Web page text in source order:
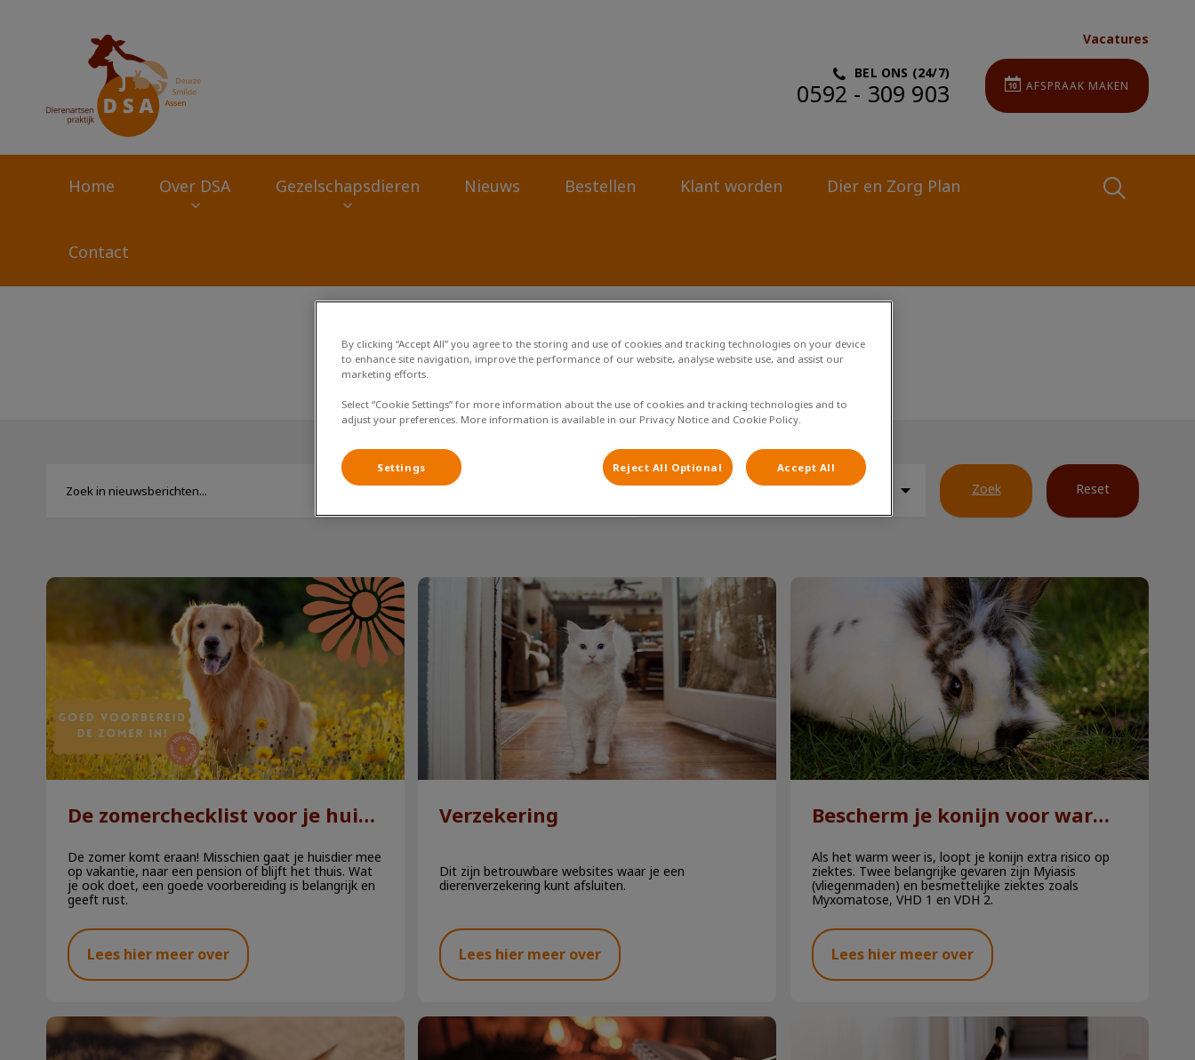
Vacatures
BEL ONS (24/7)
0592 - 309 903 AFSPRAAK MAKEN
Home Over DSA Gezelschapsdieren Nieuws Bestellen Klant worden Dier en Zorg Plan
Contact
Filteren met Zoek Reset
De zomerchecklist voor je huisdier
De zomerchecklist voor je huisdier
De zomer komt eraan! Misschien gaat je huisdier mee
op vakantie, naar een pension of blijft het thuis. Wat
je ook doet, een goede voorbereiding is belangrijk en
geeft rust.
Lees hier meer over
Verzekering
Verzekering
Dit zijn betrouwbare websites waar je een
dierenverzekering kunt afsluiten.
Lees hier meer over
Bescherm je konijn voor warmere dagen
Bescherm je konijn voor warmere dagen
Als het warm weer is, loopt je konijn extra risico op
ziektes. Twee belangrijke gevaren zijn Myiasis
(vliegenmaden) en besmettelijke ziektes zoals
Myxomatose, VHD 1 en VDH 2.
Lees hier meer over
Last minute vuurwerktips Vuurwerkangst bij hond of kat
By clicking “Accept All” you agree to the storing and use of cookies and tracking technologies on your device
to enhance site navigation, improve the performance of our website, analyse website use, and assist our
marketing efforts.
Select “Cookie Settings” for more information about the use of cookies and tracking technologies and to
adjust your preferences. More information is available in our Privacy Notice and Cookie Policy.
Settings Reject All Optional Accept All